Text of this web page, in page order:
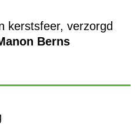
kerstsfeer, verzorgd
Berns